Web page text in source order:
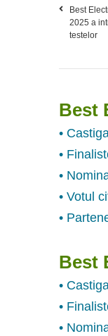
Best
2025 a
testelor
Best
•
•
•
• Votul
•
Best
•
•
•